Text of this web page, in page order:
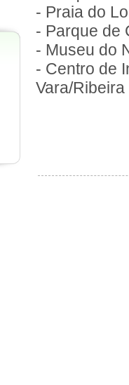
- Praia do
- Parque de
- Museu do
- Centro de
Vara/